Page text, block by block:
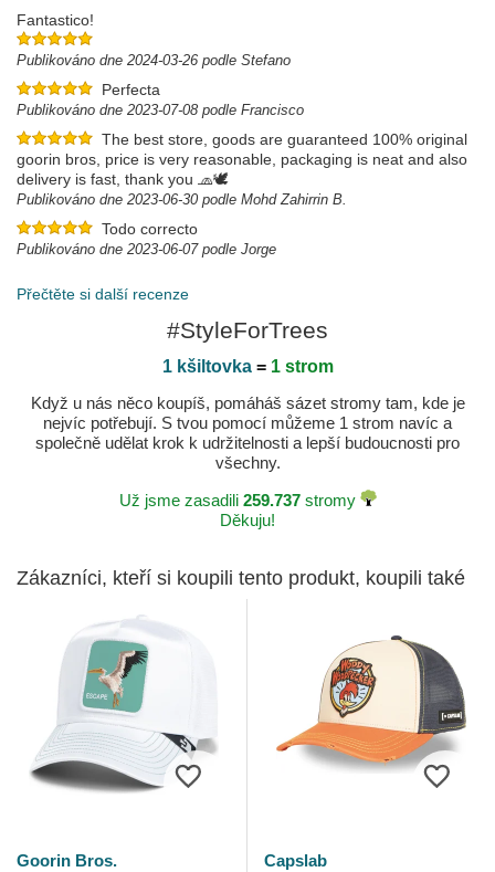
Fantastico!
Publikováno dne 2024-03-26 podle Stefano
Perfecta
Publikováno dne 2023-07-08 podle Francisco
The best store, goods are guaranteed 100% original
goorin bros, price is very reasonable, packaging is neat and also
delivery is fast, thank you 🧢🕊️
Publikováno dne 2023-06-30 podle Mohd Zahirrin B.
Todo correcto
Publikováno dne 2023-06-07 podle Jorge
Přečtěte si další recenze
#StyleForTrees
1 kšiltovka= 1 strom
Když u nás něco koupíš, pomáháš sázet stromy tam, kde je
nejvíc potřebují. S tvou pomocí můžeme 1 strom navíc a
společně udělat krok k udržitelnosti a lepší budoucnosti pro
všechny.
Už jsme zasadili 259.737stromy
Děkuju!
Zákazníci, kteří si koupili tento produkt, koupili také
Goorin Bros.
Capslab